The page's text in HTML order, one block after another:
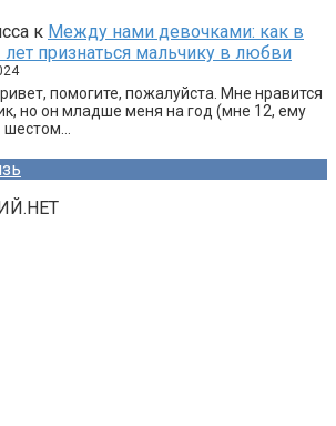
к Между нами девочками: как в
лет признаться мальчику в любви
помогите, пожалуйста. Мне нравится
но он младше меня на год (мне 12, ему
шестом…